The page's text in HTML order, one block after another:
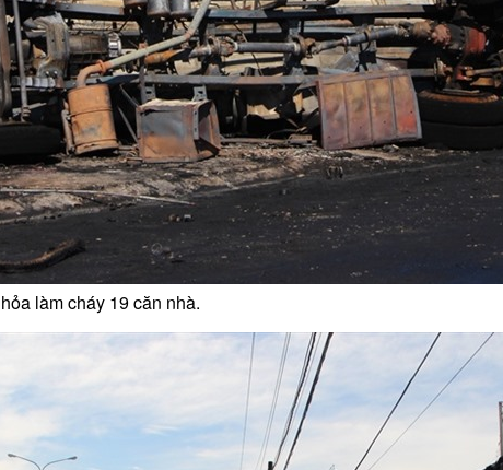
làm cháy 19 căn nhà.